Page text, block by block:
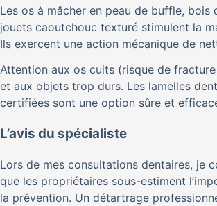
Les os à mâcher en peau de buffle, bois
jouets caoutchouc texturé stimulent la
Ils exercent une action mécanique de
Attention aux os cuits (risque de
et aux objets trop durs. Les lamelles
certifiées sont une option sûre et
L’avis du spécialiste
Lors de mes consultations dentaires, je
que les propriétaires sous-estiment
la prévention. Un détartrage